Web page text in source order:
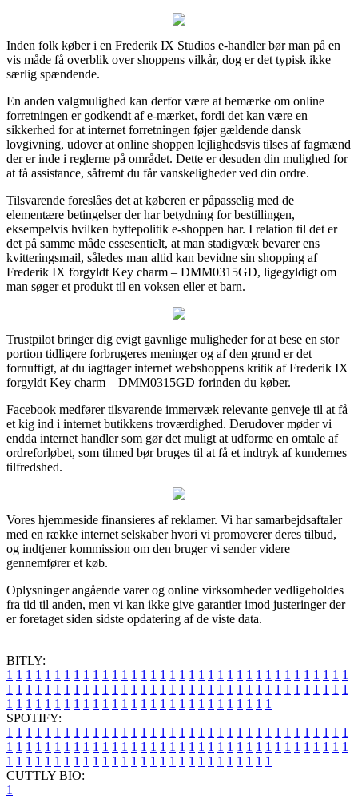
Inden folk køber i en Frederik IX Studios e-handler bør man på en
vis måde få overblik over shoppens vilkår, dog er det typisk ikke
særlig spændende.
En anden valgmulighed kan derfor være at bemærke om online
forretningen er godkendt af e-mærket, fordi det kan være en
sikkerhed for at internet forretningen føjer gældende dansk
lovgivning, udover at online shoppen lejlighedsvis tilses af fagmænd
der er inde i reglerne på området. Dette er desuden din mulighed for
at få assistance, såfremt du får vanskeligheder ved din ordre.
Tilsvarende foreslåes det at køberen er påpasselig med de
elementære betingelser der har betydning for bestillingen,
eksempelvis hvilken byttepolitik e-shoppen har. I relation til det er
det på samme måde essesentielt, at man stadigvæk bevarer ens
kvitteringsmail, således man altid kan bevidne sin shopping af
Frederik IX forgyldt Key charm – DMM0315GD, ligegyldigt om
man søger et produkt til en voksen eller et barn.
Trustpilot bringer dig evigt gavnlige muligheder for at bese en stor
portion tidligere forbrugeres meninger og af den grund er det
fornuftigt, at du iagttager internet webshoppens kritik af Frederik IX
forgyldt Key charm – DMM0315GD forinden du køber.
Facebook medfører tilsvarende immervæk relevante genveje til at få
et kig ind i internet butikkens troværdighed. Derudover møder vi
endda internet handler som gør det muligt at udforme en omtale af
ordreforløbet, som tilmed bør bruges til at få et indtryk af kundernes
tilfredshed.
Vores hjemmeside finansieres af reklamer. Vi har samarbejdsaftaler
med en række internet selskaber hvori vi promoverer deres tilbud,
og indtjener kommission om den bruger vi sender videre
gennemfører et køb.
Oplysninger angående varer og online virksomheder vedligeholdes
fra tid til anden, men vi kan ikke give garantier imod justeringer der
er foretaget siden sidste opdatering af de viste data.
BITLY:
1 1 1 1 1 1 1 1 1 1 1 1 1 1 1 1 1 1 1 1 1 1 1 1 1 1 1 1 1 1 1 1 1 1 1 1
1 1 1 1 1 1 1 1 1 1 1 1 1 1 1 1 1 1 1 1 1 1 1 1 1 1 1 1 1 1 1 1 1 1 1 1
1 1 1 1 1 1 1 1 1 1 1 1 1 1 1 1 1 1 1 1 1 1 1 1 1 1 1 1
SPOTIFY:
1 1 1 1 1 1 1 1 1 1 1 1 1 1 1 1 1 1 1 1 1 1 1 1 1 1 1 1 1 1 1 1 1 1 1 1
1 1 1 1 1 1 1 1 1 1 1 1 1 1 1 1 1 1 1 1 1 1 1 1 1 1 1 1 1 1 1 1 1 1 1 1
1 1 1 1 1 1 1 1 1 1 1 1 1 1 1 1 1 1 1 1 1 1 1 1 1 1 1 1
CUTTLY BIO:
1